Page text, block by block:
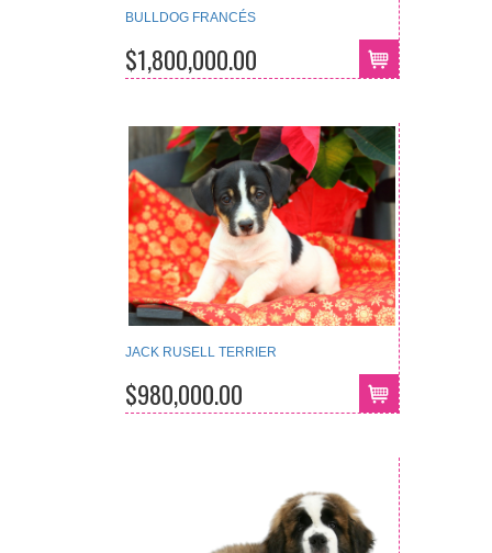
BULLDOG FRANCÉS
$1,800,000.00
JACK RUSELL TERRIER
$980,000.00